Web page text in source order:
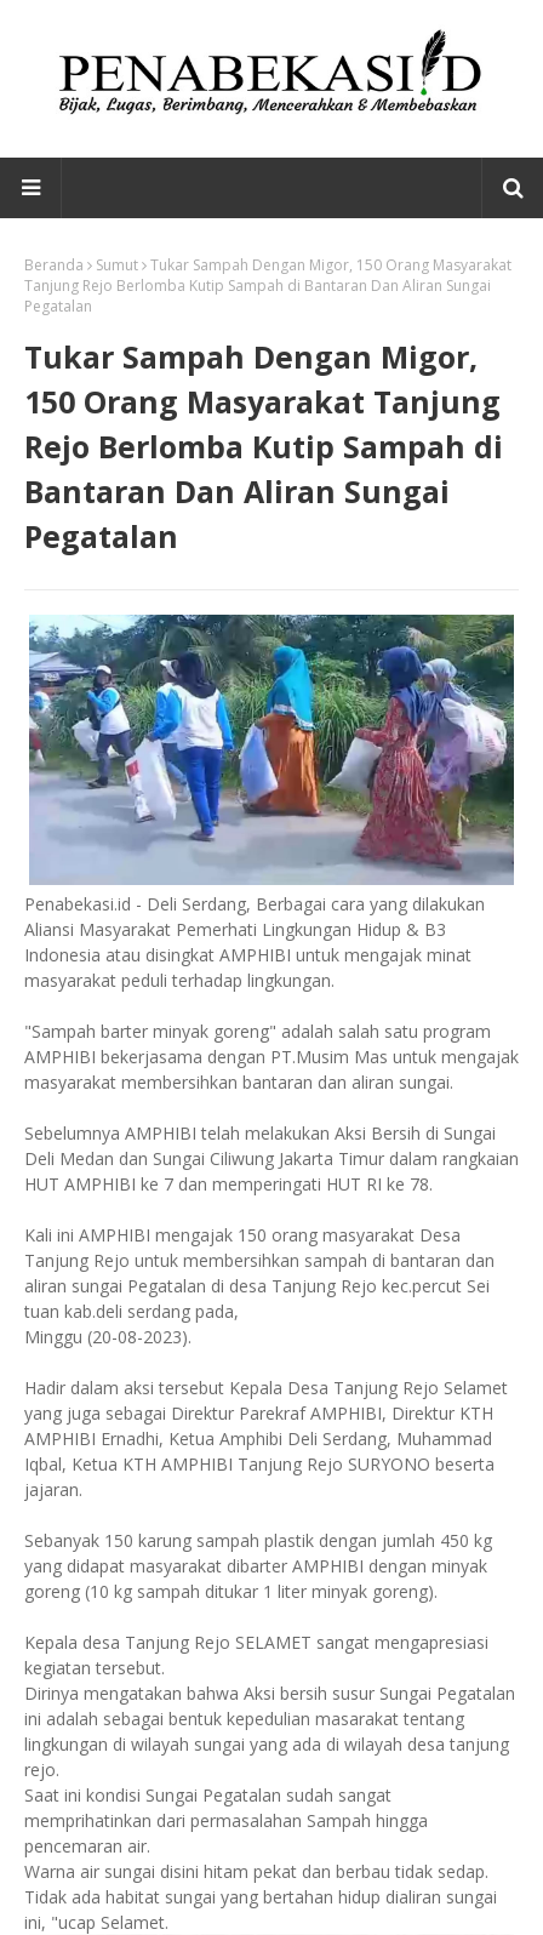
Beranda Sumut Tukar Sampah Dengan Migor, 150 Orang Masyarakat
Tanjung Rejo Berlomba Kutip Sampah di Bantaran Dan Aliran Sungai
Pegatalan
Tukar Sampah Dengan Migor,
150 Orang Masyarakat Tanjung
Rejo Berlomba Kutip Sampah di
Bantaran Dan Aliran Sungai
Pegatalan
Penabekasi.id - Deli Serdang, Berbagai cara yang dilakukan
Aliansi Masyarakat Pemerhati Lingkungan Hidup & B3
Indonesia atau disingkat AMPHIBI untuk mengajak minat
masyarakat peduli terhadap lingkungan.
"Sampah barter minyak goreng" adalah salah satu program
AMPHIBI bekerjasama dengan PT.Musim Mas untuk mengajak
masyarakat membersihkan bantaran dan aliran sungai.
Sebelumnya AMPHIBI telah melakukan Aksi Bersih di Sungai
Deli Medan dan Sungai Ciliwung Jakarta Timur dalam rangkaian
HUT AMPHIBI ke 7 dan memperingati HUT RI ke 78.
Kali ini AMPHIBI mengajak 150 orang masyarakat Desa
Tanjung Rejo untuk membersihkan sampah di bantaran dan
aliran sungai Pegatalan di desa Tanjung Rejo kec.percut Sei
tuan kab.deli serdang pada,
Minggu (20-08-2023).
Hadir dalam aksi tersebut Kepala Desa Tanjung Rejo Selamet
yang juga sebagai Direktur Parekraf AMPHIBI, Direktur KTH
AMPHIBI Ernadhi, Ketua Amphibi Deli Serdang, Muhammad
Iqbal, Ketua KTH AMPHIBI Tanjung Rejo SURYONO beserta
jajaran.
Sebanyak 150 karung sampah plastik dengan jumlah 450 kg
yang didapat masyarakat dibarter AMPHIBI dengan minyak
goreng (10 kg sampah ditukar 1 liter minyak goreng).
Kepala desa Tanjung Rejo SELAMET sangat mengapresiasi
kegiatan tersebut.
Dirinya mengatakan bahwa Aksi bersih susur Sungai Pegatalan
ini adalah sebagai bentuk kepedulian masarakat tentang
lingkungan di wilayah sungai yang ada di wilayah desa tanjung
rejo.
Saat ini kondisi Sungai Pegatalan sudah sangat
memprihatinkan dari permasalahan Sampah hingga
pencemaran air.
Warna air sungai disini hitam pekat dan berbau tidak sedap.
Tidak ada habitat sungai yang bertahan hidup dialiran sungai
ini, "ucap Selamet.